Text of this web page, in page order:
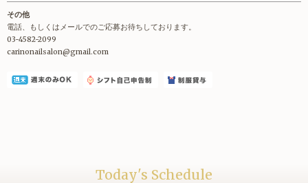
その他
電話、もしくはメールでのご応募お待ちしております。
03-4582-2099
carinonailsalon@gmail.com
Today's Schedule